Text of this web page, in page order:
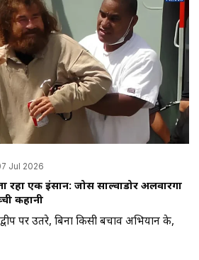
Jul 2026
रहा एक इंसान: जोस साल्वाडोर अलवारेंगा
कहानी
पर उतरे, बिना किसी बचाव अभियान के,